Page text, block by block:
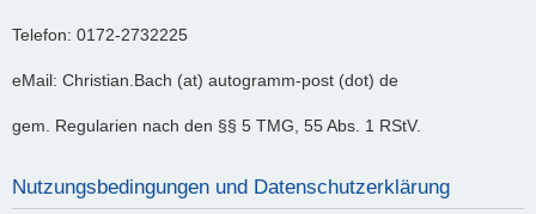
Telefon: 0172-2732225
eMail: Christian.Bach (at) autogramm-post (dot) de
gem. Regularien nach den §§ 5 TMG, 55 Abs. 1 RStV.
Nutzungsbedingungen und Datenschutzerklärung